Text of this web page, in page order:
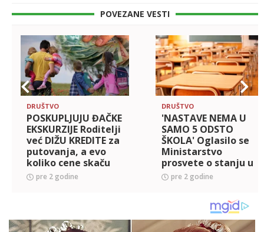
POVEZANE VESTI
DRUŠTVO
POSKUPLJUJU ĐAČKE
EKSKURZIJE Roditelji
već DIŽU KREDITE za
putovanja, a evo
koliko cene skaču
od jeseni
pre 2 godine
DRUŠTVO
'NASTAVE NEMA U
SAMO 5 ODSTO
ŠKOLA' Oglasilo se
Ministarstvo
prosvete o stanju u
obrazovnim
ustanovama, NSPRS
rada 'do ispunjenja
pre 2 godine